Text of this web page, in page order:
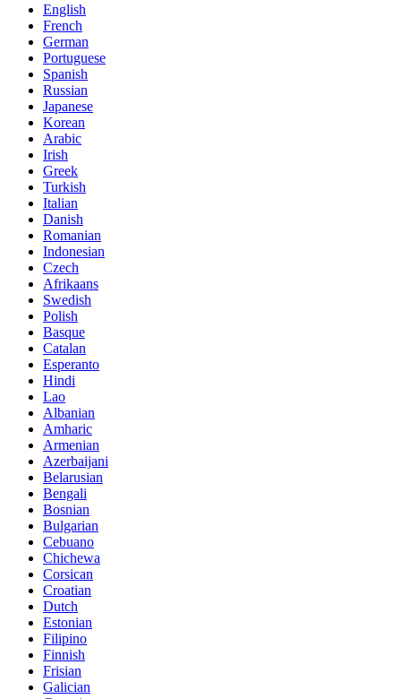
English
French
German
Portuguese
Spanish
Russian
Japanese
Korean
Arabic
Irish
Greek
Turkish
Italian
Danish
Romanian
Indonesian
Czech
Afrikaans
Swedish
Polish
Basque
Catalan
Esperanto
Hindi
Lao
Albanian
Amharic
Armenian
Azerbaijani
Belarusian
Bengali
Bosnian
Bulgarian
Cebuano
Chichewa
Corsican
Croatian
Dutch
Estonian
Filipino
Finnish
Frisian
Galician